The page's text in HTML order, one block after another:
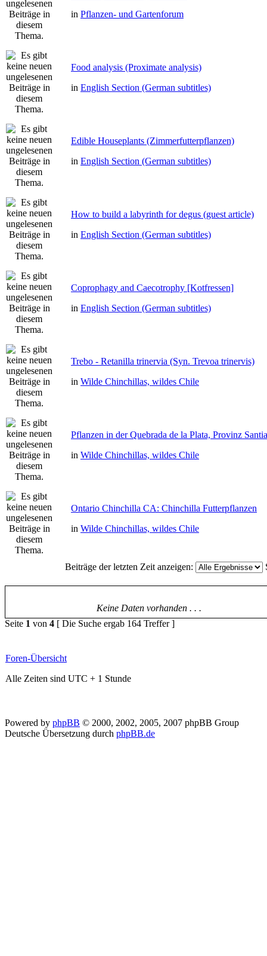
in Pflanzen- und Gartenforum
Food analysis (Proximate analysis)
in English Section (German subtitles)
Edible Houseplants (Zimmerfutterpflanzen)
in English Section (German subtitles)
How to build a labyrinth for degus (guest article)
in English Section (German subtitles)
Coprophagy and Caecotrophy [Kotfressen]
in English Section (German subtitles)
Trebo - Retanilla trinervia (Syn. Trevoa trinervis)
in Wilde Chinchillas, wildes Chile
Pflanzen in der Quebrada de la Plata, Provinz
in Wilde Chinchillas, wildes Chile
Ontario Chinchilla CA: Chinchilla Futterpflanzen
in Wilde Chinchillas, wildes Chile
Beiträge der letzten Zeit anzeigen:
Keine Daten vorhanden . . .
Seite 1 von 4 [ Die Suche ergab 164 Treffer ]
Foren-Übersicht
Alle Zeiten sind UTC + 1 Stunde
Powered by phpBB © 2000, 2002, 2005, 2007 phpBB Group
Deutsche Übersetzung durch phpBB.de